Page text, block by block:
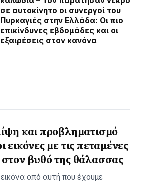
σε αυτοκίνητο οι συνεργοί του
Πυρκαγιές στην Ελλάδα: Οι πιο
επικίνδυνες εβδομάδες και οι
εξαιρέσεις στον κανόνα
και προβληματισμό
εικόνες με τις πεταμένες
βυθό της θάλασσας
από αυτή που έχουμε